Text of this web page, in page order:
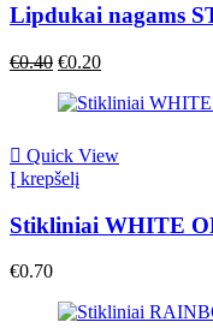
Lipdukai nagams
Original
€0.40Current
is:
€0.20
Quick View
Į krepšelį
Stikliniai WHITE
€0.70